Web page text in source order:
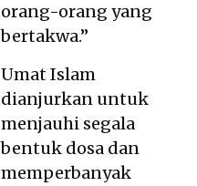
orang-orang yang
bertakwa.”
Umat Islam
dianjurkan untuk
menjauhi segala
bentuk dosa dan
memperbanyak